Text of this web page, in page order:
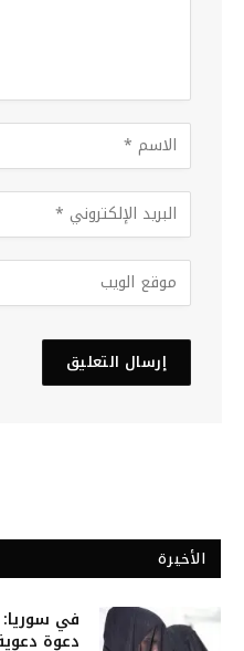
الأخيرة
في سوريا:
دعوة